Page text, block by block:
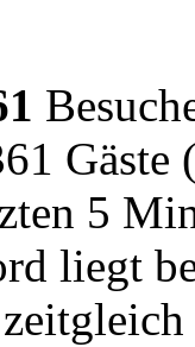
Gäste
5
liegt